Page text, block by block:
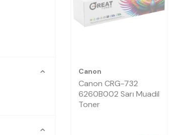
Canon
Canon CRG-732
6260B002 Sarı Muadil
Toner